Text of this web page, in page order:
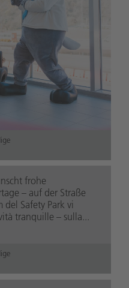
frohe
– auf der Straße
Safety Park vi
tranquille – sulla...